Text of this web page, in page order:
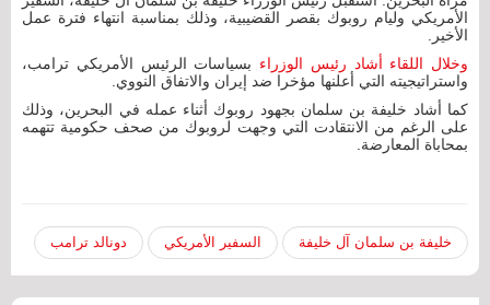
الأمريكي وليام روبوك بقصر القضيبية، وذلك بمناسبة انتهاء فترة عمل
الأخير.
وخلال اللقاء أشاد رئيس الوزراء بسياسات الرئيس الأمريكي ترامب،
واستراتيجيته التي أعلنها مؤخرا ضد إيران والاتفاق النووي.
كما أشاد خليفة بن سلمان بجهود روبوك أثناء عمله في البحرين، وذلك
على الرغم من الانتقادت التي وجهت لروبوك من صحف حكومية تتهمه
بمحاباة المعارضة.
خليفة بن سلمان آل خليفة السفير الأمريكي دونالد ترامب